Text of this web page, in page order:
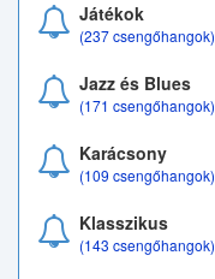
Játékok
(237 csengőhangok)
Jazz és Blues
(171 csengőhangok)
Karácsony
(109 csengőhangok)
Klasszikus
(143 csengőhangok)